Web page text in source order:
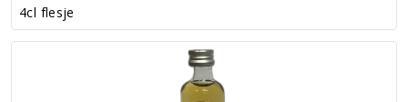
4cl flesje